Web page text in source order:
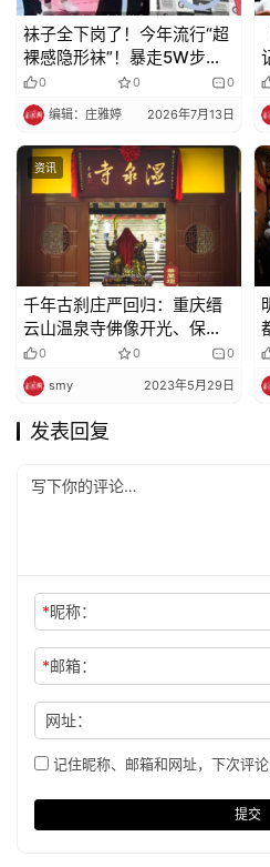
声
明
袜子全下岗了！今年流行“超
裸感隐形袜”！暴走5W步不
掉跟，一穿立降5度，10000
个透气冰孔加持，太舒服
了，买它！
0 0 0
编辑：庄雅婷 2026年7月13日
资讯
千年古刹庄严回归：重庆缙
云山温泉寺佛像开光、保护
性修缮落成庆典圆满
0 0 0
smy 2023年5月29日
发表回复
*昵称：
*邮箱：
网址：
记住昵称、邮箱和网址，下次评
提交